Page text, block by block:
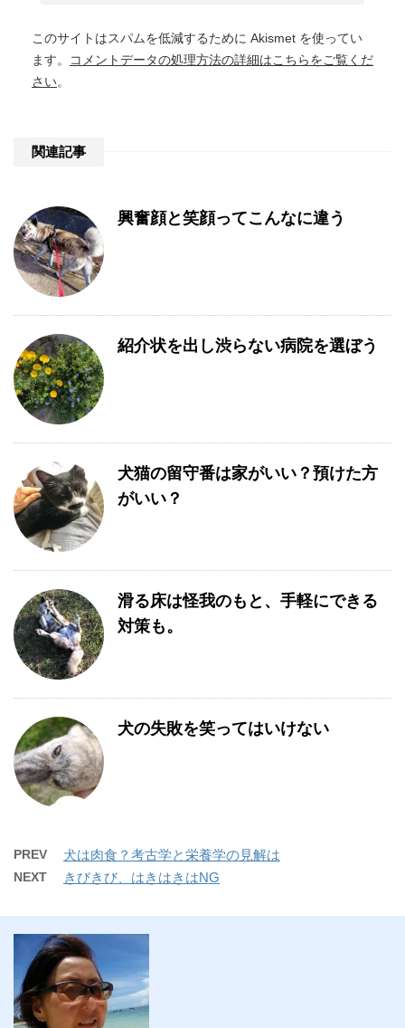
このサイトはスパムを低減するために Akismet を使ってい
ます。
コメントデータの処理方法の詳細はこちらをご覧くだ
さい。
関連記事
興奮顔と笑顔ってこんなに違う
紹介状を出し渋らない病院を選ぼう
犬猫の留守番は家がいい？預けた方
がいい？
滑る床は怪我のもと、手軽にできる
対策も。
犬の失敗を笑ってはいけない
PREV 犬は肉食？考古学と栄養学の見解は
NEXT きびきび、はきはきはNG